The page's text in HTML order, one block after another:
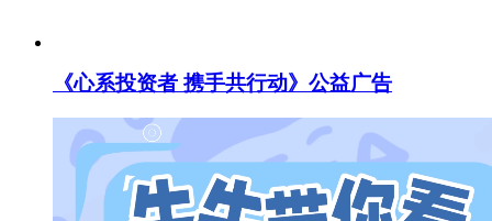
《心系投资者 携手共行动》公益广告